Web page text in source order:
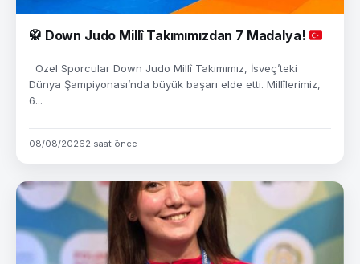
🥋 Down Judo Millî Takımımızdan 7 Madalya!
Özel Sporcular Down Judo Millî Takımımız, İsveç’teki
Dünya Şampiyonası’nda büyük başarı elde etti. Millîlerimiz,
6...
08/08/20262 saat önce